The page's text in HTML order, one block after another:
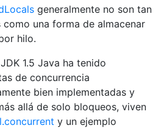
generalmente no son tan
una forma de almacenar
hilo.
1.5 Java ha tenido
de concurrencia
bien implementadas y
allá de solo bloqueos, viven
y un ejemplo